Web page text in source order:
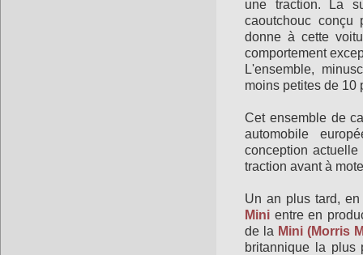
une traction. La
caoutchouc
donne à cette
comportement
L'ensemble,
moins petites de 10
Cet ensemble de
automobile
conception
traction avant à
Un an plus tard,
Mini entre en
de la Mini (Morris
britannique la plus